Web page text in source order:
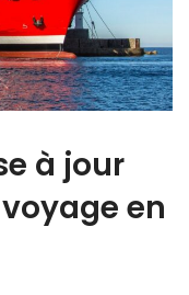
à jour
en